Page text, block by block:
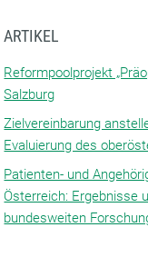
ARTIKEL
Reformpoolprojekt
Salzburg
Zielvereinbarung
Evaluierung des
Patienten- und
Österreich: Ergebnisse
bundesweiten